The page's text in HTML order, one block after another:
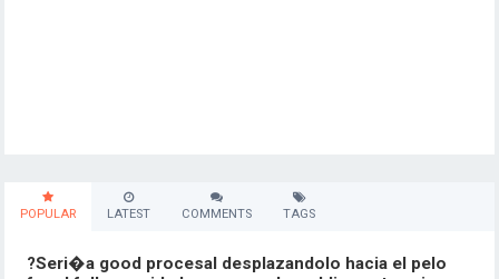
POPULAR LATEST COMMENTS TAGS
?Seri�a good procesal desplazandolo hacia el pelo